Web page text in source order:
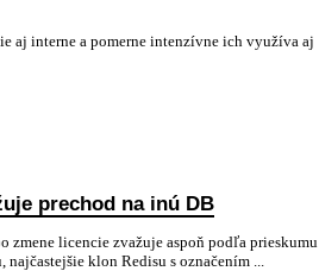
aj interne a pomerne intenzívne ich využíva aj
prechod na inú DB
zmene licencie zvažuje aspoň podľa prieskumu
najčastejšie klon Redisu s označením ...